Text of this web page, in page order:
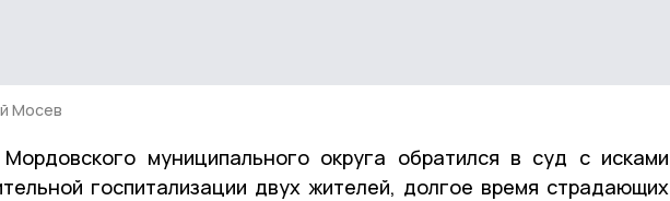
Мосев
Мордовского муниципального округа обратился в суд с исками
госпитализации двух жителей, долгое время страдающих